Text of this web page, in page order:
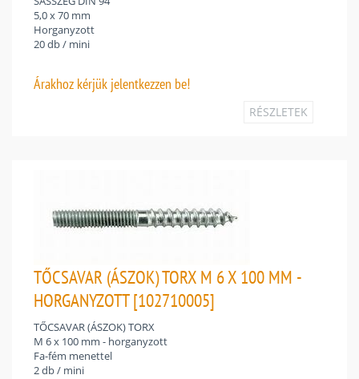
5,0 x 70 mm
Horganyzott
20 db / mini
Árakhoz kérjük jelentkezzen be!
RÉSZLETEK
TŐCSAVAR (ÁSZOK) TORX M 6 X 100 MM -
HORGANYZOTT [102710005]
TŐCSAVAR (ÁSZOK) TORX
M 6 x 100 mm - horganyzott
Fa-fém menettel
2 db / mini